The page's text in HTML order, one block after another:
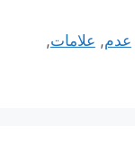
عدم, علامات,